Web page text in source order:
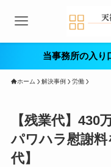
当事務所の入り
ホーム 解決事例 労働
【残業代】430
パワハラ慰謝
代】